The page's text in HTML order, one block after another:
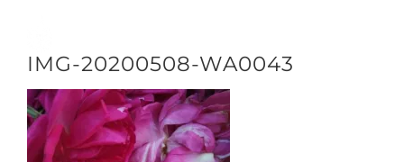
contenu
DÉCOUVRIR
IMG-20200508-WA0043